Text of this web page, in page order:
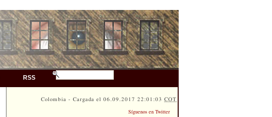
RSS
Colombia - Cargada el 06.09.2017 22:01:03COT
Síguenos en Twitter